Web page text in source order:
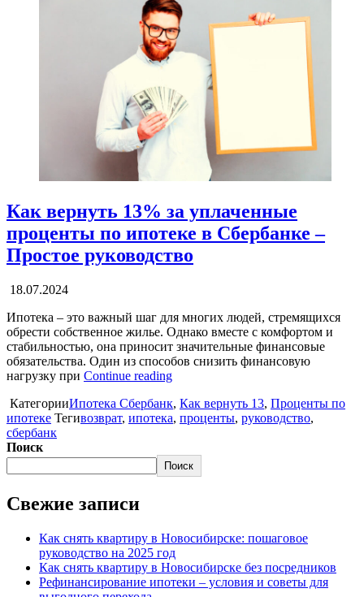
Как вернуть 13% за уплаченные
проценты по ипотеке в Сбербанке –
Простое руководство
18.07.2024
Ипотека – это важный шаг для многих людей, стремящихся
обрести собственное жилье. Однако вместе с комфортом и
стабильностью, она приносит значительные финансовые
обязательства. Один из способов снизить финансовую
нагрузку при Continue reading
КатегорииИпотека Сбербанк, Как вернуть 13, Проценты по
ипотеке Тегивозврат, ипотека, проценты, руководство,
сбербанк
Поиск
Поиск
Свежие записи
Как снять квартиру в Новосибирске: пошаговое
руководство на 2025 год
Как снять квартиру в Новосибирске без посредников
Рефинансирование ипотеки – условия и советы для